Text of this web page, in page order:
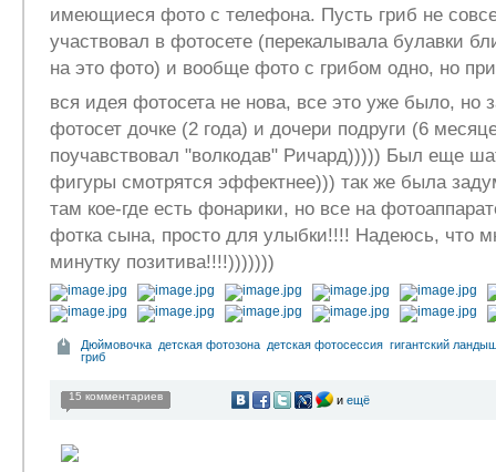
имеющиеся фото с телефона. Пусть гриб не
участвовал в фотосете (перекалывала булавки
на это фото) и вообще фото с грибом одно, но
вся идея фотосета не нова, все это уже было, но
фотосет дочке (2 года) и дочери подруги (6
поучавствовал "волкодав" Ричард))))) Был еще
фигуры смотрятся эффектнее))) так же была
там кое-где есть фонарики, но все на
фотка сына, просто для улыбки!!!! Надеюсь, что
минутку позитива!!!!)))))))
Дюймовочка детская фотозона детская фотосессия гигантский
гриб
15 комментариев и ещё